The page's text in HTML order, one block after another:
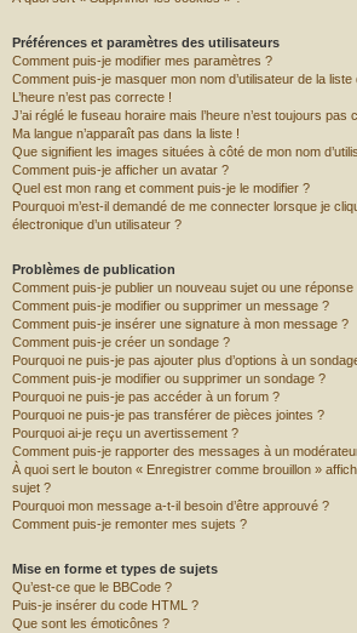
Préférences et paramètres des utilisateurs
Comment puis-je modifier mes paramètres ?
Comment puis-je masquer mon nom d’utilisateur de la
L’heure n’est pas correcte !
J’ai réglé le fuseau horaire mais l’heure n’est toujours pas
Ma langue n’apparaît pas dans la liste !
Que signifient les images situées à côté de mon nom
Comment puis-je afficher un avatar ?
Quel est mon rang et comment puis-je le modifier ?
Pourquoi m’est-il demandé de me connecter lorsque je
électronique d’un utilisateur ?
Problèmes de publication
Comment puis-je publier un nouveau sujet ou une réponse
Comment puis-je modifier ou supprimer un message ?
Comment puis-je insérer une signature à mon message ?
Comment puis-je créer un sondage ?
Pourquoi ne puis-je pas ajouter plus d’options à un
Comment puis-je modifier ou supprimer un sondage ?
Pourquoi ne puis-je pas accéder à un forum ?
Pourquoi ne puis-je pas transférer de pièces jointes ?
Pourquoi ai-je reçu un avertissement ?
Comment puis-je rapporter des messages à un
À quoi sert le bouton « Enregistrer comme brouillon »
sujet ?
Pourquoi mon message a-t-il besoin d’être approuvé ?
Comment puis-je remonter mes sujets ?
Mise en forme et types de sujets
Qu’est-ce que le BBCode ?
Puis-je insérer du code HTML ?
Que sont les émoticônes ?